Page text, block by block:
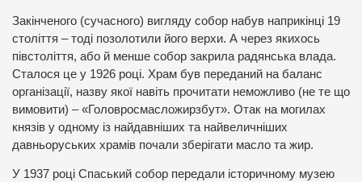
Закінченого (сучасного) вигляду собор набув наприкінці 19
століття – тоді позолотили його верхи. А через якихось
півстоліття, або й менше собор закрила радянська влада.
Сталося це у 1926 році. Храм був переданий на баланс
організації, назву якої навіть прочитати неможливо (не те що
вимовити) – «Головросмасложирзбут». Отак на могилах
князів у одному із найдавніших та найвеличніших
давньоруських храмів почали зберігати масло та жир.
У 1937 році Спаський собор передали історичному музею